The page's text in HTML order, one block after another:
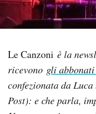
PODCAST
I MIEI PREFERITI
SHOP
Le Canzoni è la
ricevono gli
confezionata da
Post): e che parla,